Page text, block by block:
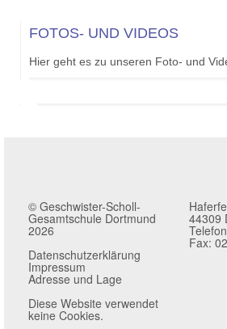
FOTOS- UND VIDEOS
Hier geht es zu unseren Foto- und
© Geschwister-Scholl-
Gesamtschule Dortmund
2026
Datenschutzerklärung
Impressum
Adresse und Lage
Diese Website verwendet
keine Cookies.
44309
Fax: